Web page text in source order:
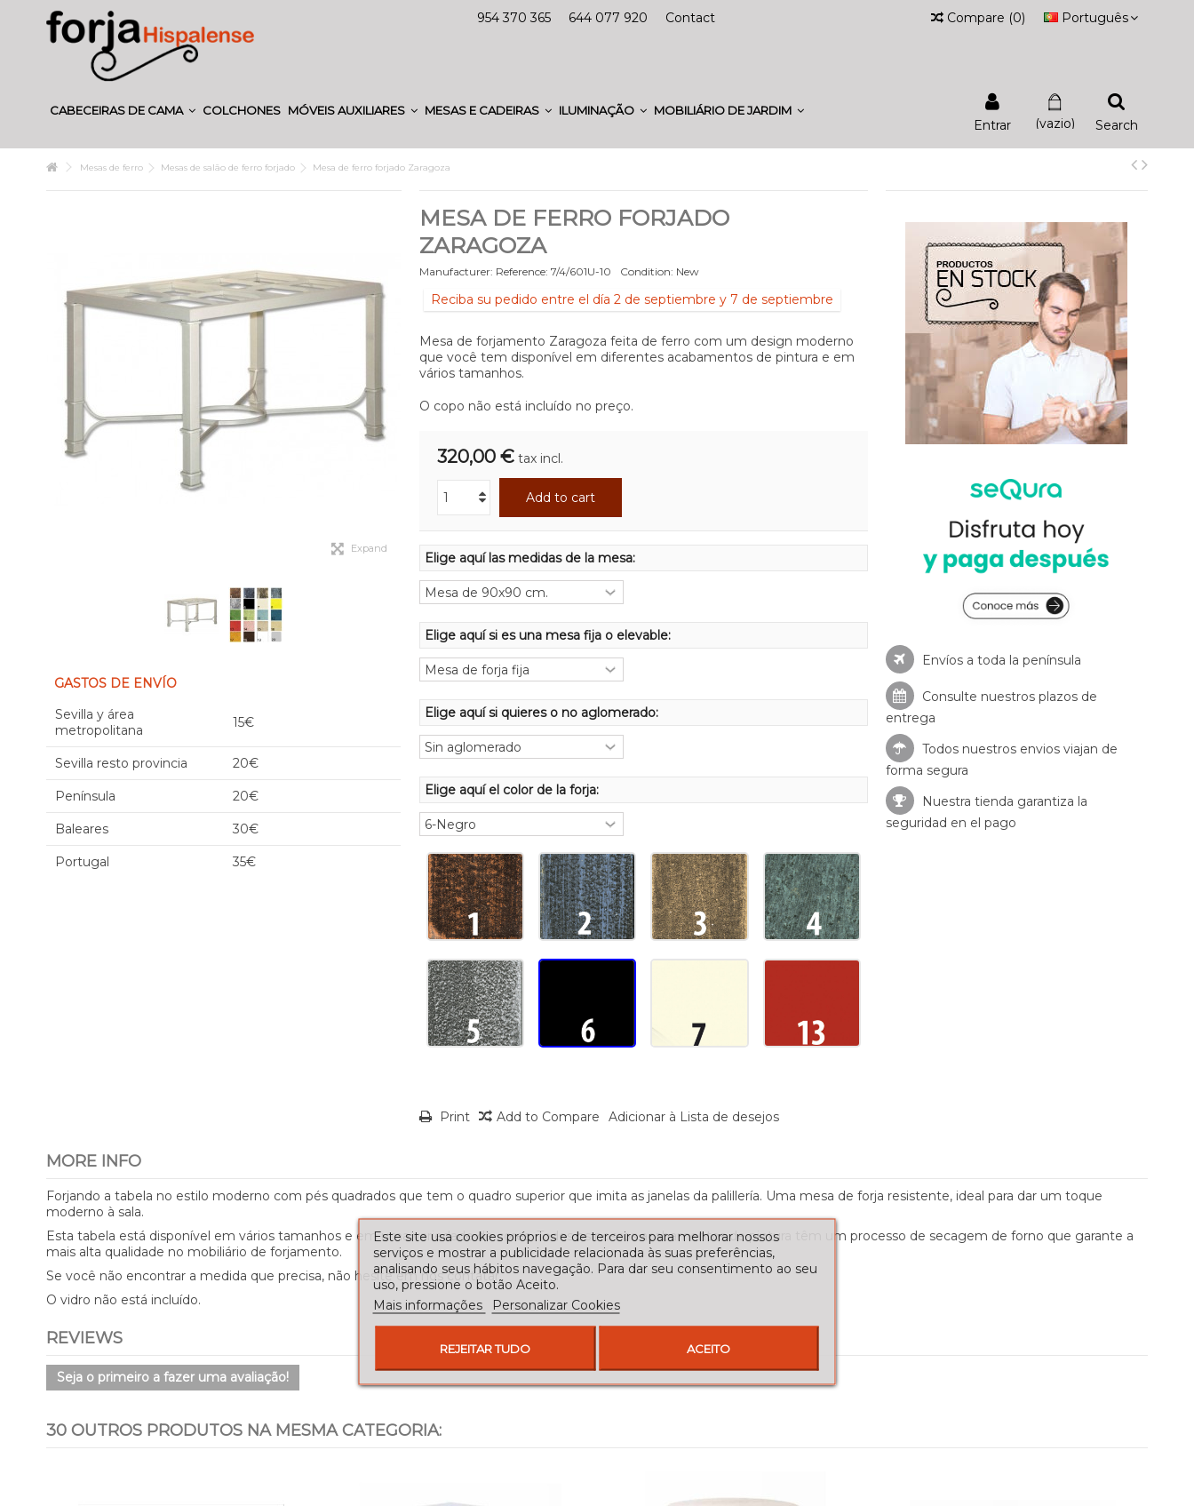
954 370 365 644 077 920 Contact Português
Compare (0)
CABECEIRAS DE CAMA COLCHONES MÓVEIS AUXILIARES MESAS E CADEIRAS ILUMINAÇÃO MOBILIÁRIO DE JARDIM
Search
(vazio)
Entrar
Mesas de ferro Mesas de salão de ferro forjado Mesa de ferro forjado Zaragoza
Expand
GASTOS DE ENVÍO
Sevilla y área
metropolitana
15€
Sevilla resto provincia 20€
Península 20€
Baleares 30€
Portugal 35€
MESA DE FERRO FORJADO
ZARAGOZA
Manufacturer: Reference: 7/4/601U-10 Condition: New
Reciba su pedido entre el día 2 de septiembre y 7 de septiembre
Mesa de forjamento Zaragoza feita de ferro com um design moderno
que você tem disponível em diferentes acabamentos de pintura e em
vários tamanhos.
O copo não está incluído no preço.
320,00 € tax incl.
Add to cart
Elige aquí las medidas de la mesa:
Elige aquí si es una mesa fija o elevable:
Elige aquí el color de la forja:
Elige aquí si quieres o no aglomerado:
Print Add to Compare Adicionar à Lista de desejos
Envíos a toda la península
Consulte nuestros plazos de
entrega
Todos nuestros envios viajan de
forma segura
Nuestra tienda garantiza la
seguridad en el pago
MORE INFO
Forjando a tabela no estilo moderno com pés quadrados que tem o quadro superior que imita as janelas da palillería. Uma mesa de forja resistente, ideal para dar um toque
moderno à sala.
Esta tabela está disponível em vários tamanhos e em uma variedade de cores. Todos os nossos acabamentos de pintura têm um processo de secagem de forno que garante a
mais alta qualidade no mobiliário de forjamento.
Se você não encontrar a medida que precisa, não hesite em nos contatar.
O vidro não está incluído.
REVIEWS
Seja o primeiro a fazer uma avaliação!
30 OUTROS PRODUTOS NA MESMA CATEGORIA:
Este site usa cookies próprios e de terceiros para melhorar nossos
serviços e mostrar a publicidade relacionada às suas preferências,
analisando seus hábitos navegação. Para dar seu consentimento ao seu
uso, pressione o botão Aceito.
Mais informações
Personalizar Cookies
REJEITAR TUDO ACEITO